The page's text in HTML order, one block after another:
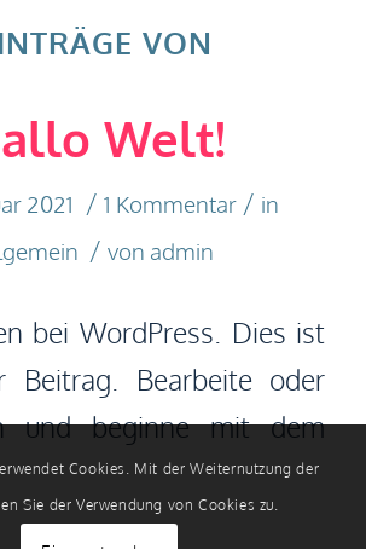
VON
Welt!
2021 / 1 Kommentar / in
/ von admin
bei WordPress. Dies ist
Beitrag. Bearbeite oder
und beginne mit dem
Cookies. Mit der Weiternutzung der
Sie der Verwendung von Cookies zu.